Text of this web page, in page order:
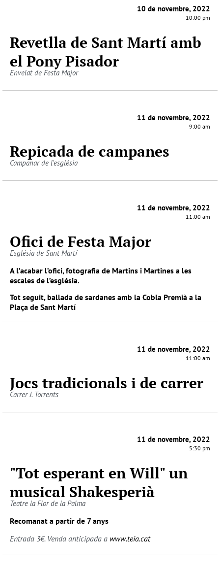
10 de novembre, 2022
10:00 pm
Revetlla de Sant Martí amb
el Pony Pisador
Envelat de Festa Major
11 de novembre, 2022
9:00 am
Repicada de campanes
Campanar de l'església
11 de novembre, 2022
11:00 am
Ofici de Festa Major
Església de Sant Martí
A l’acabar l’ofici, fotografia de Martins i Martines a les
escales de l’església.
Tot seguit, ballada de sardanes amb la Cobla Premià a la
Plaça de Sant Martí
11 de novembre, 2022
11:00 am
Jocs tradicionals i de carrer
Carrer J. Torrents
11 de novembre, 2022
5:30 pm
"Tot esperant en Will" un
musical Shakesperià
Teatre la Flor de la Palma
Recomanat a partir de 7 anys
Entrada 3€. Venda anticipada a www.teia.cat